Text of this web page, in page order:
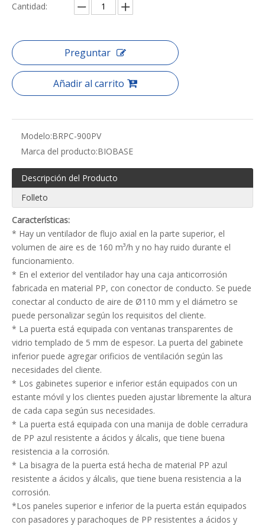
Cantidad:
Preguntar
Añadir al carrito
Modelo:BRPC-900PV
Marca del producto:BIOBASE
Descripción del Producto
Folleto
Características:
* Hay un ventilador de flujo axial en la parte superior, el
volumen de aire es de 160 m³/h y no hay ruido durante el
funcionamiento.
* En el exterior del ventilador hay una caja anticorrosión
fabricada en material PP, con conector de conducto. Se puede
conectar al conducto de aire de Ø110 mm y el diámetro se
puede personalizar según los requisitos del cliente.
* La puerta está equipada con ventanas transparentes de
vidrio templado de 5 mm de espesor. La puerta del gabinete
inferior puede agregar orificios de ventilación según las
necesidades del cliente.
* Los gabinetes superior e inferior están equipados con un
estante móvil y los clientes pueden ajustar libremente la altura
de cada capa según sus necesidades.
* La puerta está equipada con una manija de doble cerradura
de PP azul resistente a ácidos y álcalis, que tiene buena
resistencia a la corrosión.
* La bisagra de la puerta está hecha de material PP azul
resistente a ácidos y álcalis, que tiene buena resistencia a la
corrosión.
*Los paneles superior e inferior de la puerta están equipados
con pasadores y parachoques de PP resistentes a ácidos y